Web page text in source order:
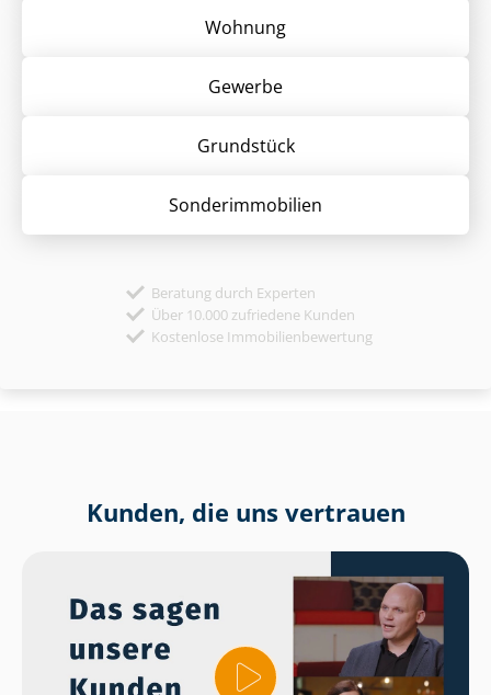
Wohnung
Gewerbe
Grund­stück
Sonder­immobilien
Beratung durch Experten
Über 10.000 zufriedene Kunden
Kostenlose Immobilienbewertung
Kunden, die uns vertrauen